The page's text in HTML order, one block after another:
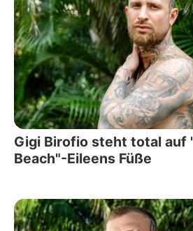
Gigi Birofio steht total auf
Beach"-Eileens Füße